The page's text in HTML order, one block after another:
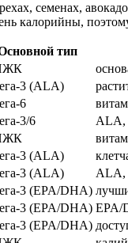
семенах,
калорийны,
тип
3 (ALA)
6
3/6
ALA,
3 (ALA)
3 (ALA)
ALA,
3 (EPA/DHA)
3 (EPA/DHA) EPA/
3 (EPA/DHA)